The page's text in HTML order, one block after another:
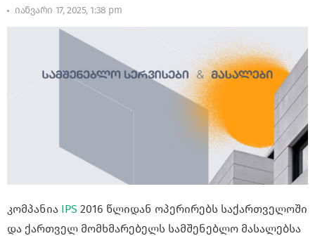
იანვარი 17, 2025, 1:38 pm
კომპანია IPS 2016 წლიდან ოპერირებს საქართველოში
და ქართველ მომხმარებელს სამშენებლო მასალებსა